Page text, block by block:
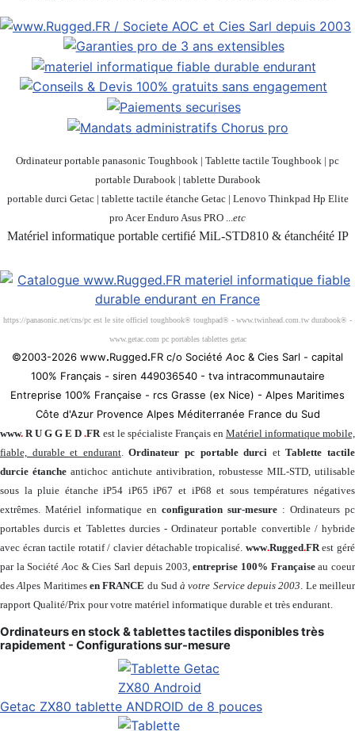
Ordinateur portable panasonic Toughbook | Tablette tactile Toughbook | pc
portable Durabook | tablette Durabook
portable durci Getac | tablette tactile étanche Getac | Lenovo Thinkpad Hp Elite
pro Acer Enduro Asus PRO ... etc
Matériel informatique portable certifié MiL-STD810 & étanchéité IP
https://panasonic.net/cns/pc est le site officiel toughbook® toughpad® - www.twinhead.com.tw durabook® -
www.getac.com pc portables tablettes getac
©2003-2026 www.Rugged.FR c/o Société Aoc & Cies Sarl - capital
100% Français - siren 449036540 - tva intracommunautaire
Entreprise 100% Française - rcs Grasse (ex Nice) - Alpes Maritimes
Côte d'Azur Provence Alpes Méditerranée France du Sud
www. R U G G E D.FR est le spécialiste Français en Matériel informatique mobile,
fiable, durable et endurant.Ordinateur pc portable durci etTablette tactile
durcie étanche antichoc antichute antivibration, robustesse MIL-STD, utilisable
sous la pluie étanche iP54 iP65 iP67 et iP68 et sous températures négatives
extrêmes. Matériel informatique en configuration sur-mesure : Ordinateurs pc
portables durcis et Tablettes durcies - Ordinateur portable convertible / hybride
avec écran tactile rotatif / clavier détachable tropicalisé. www.Rugged.FRest géré
par la SociétéAoc & Cies Sarl depuis 2003,entreprise 100% Françaiseau coeur
desAlpes Maritimes en FRANCE du Sudà votre Service depuis 2003 . Le meilleur
rapport Qualité/Prix pour votre matériel informatique durable et très endurant.
Ordinateurs en stock & tablettes tactiles disponibles très
rapidement - Configurations sur-mesure
Getac ZX80 tablette ANDROID de 8 pouces